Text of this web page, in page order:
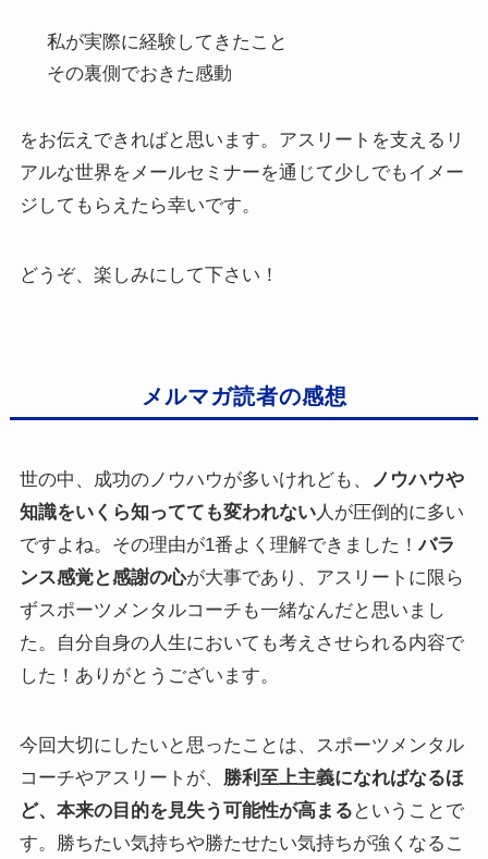
私が実際に経験してきたこと
その裏側でおきた感動
をお伝えできればと思います。アスリートを支えるリ
アルな世界をメールセミナーを通じて少しでもイメー
ジしてもらえたら幸いです。
どうぞ、楽しみにして下さい！
メルマガ読者の感想
世の中、成功のノウハウが多いけれども、
ノウハウや
知識をいくら知ってても変われない人が圧倒的に多い
ですよね。その理由が1番よく理解できました！バラ
ンス感覚と感謝の心が大事であり、アスリートに限ら
ずスポーツメンタルコーチも一緒なんだと思いまし
た。自分自身の人生においても考えさせられる内容で
した！ありがとうございます。
今回大切にしたいと思ったことは、スポーツメンタル
コーチやアスリートが、 勝利至上主義になればなるほ
ど、本来の目的を見失う可能性が高まる ということで
す。勝ちたい気持ちや勝たせたい気持ちが強くなるこ